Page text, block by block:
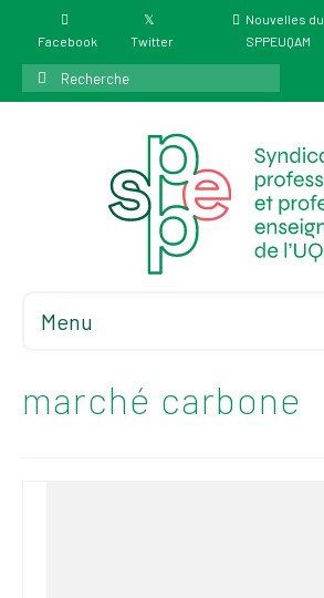
Facebook Twitter
Nouvelles du
SPPEUQAM
Rechercher
:
Menu
marché carbone